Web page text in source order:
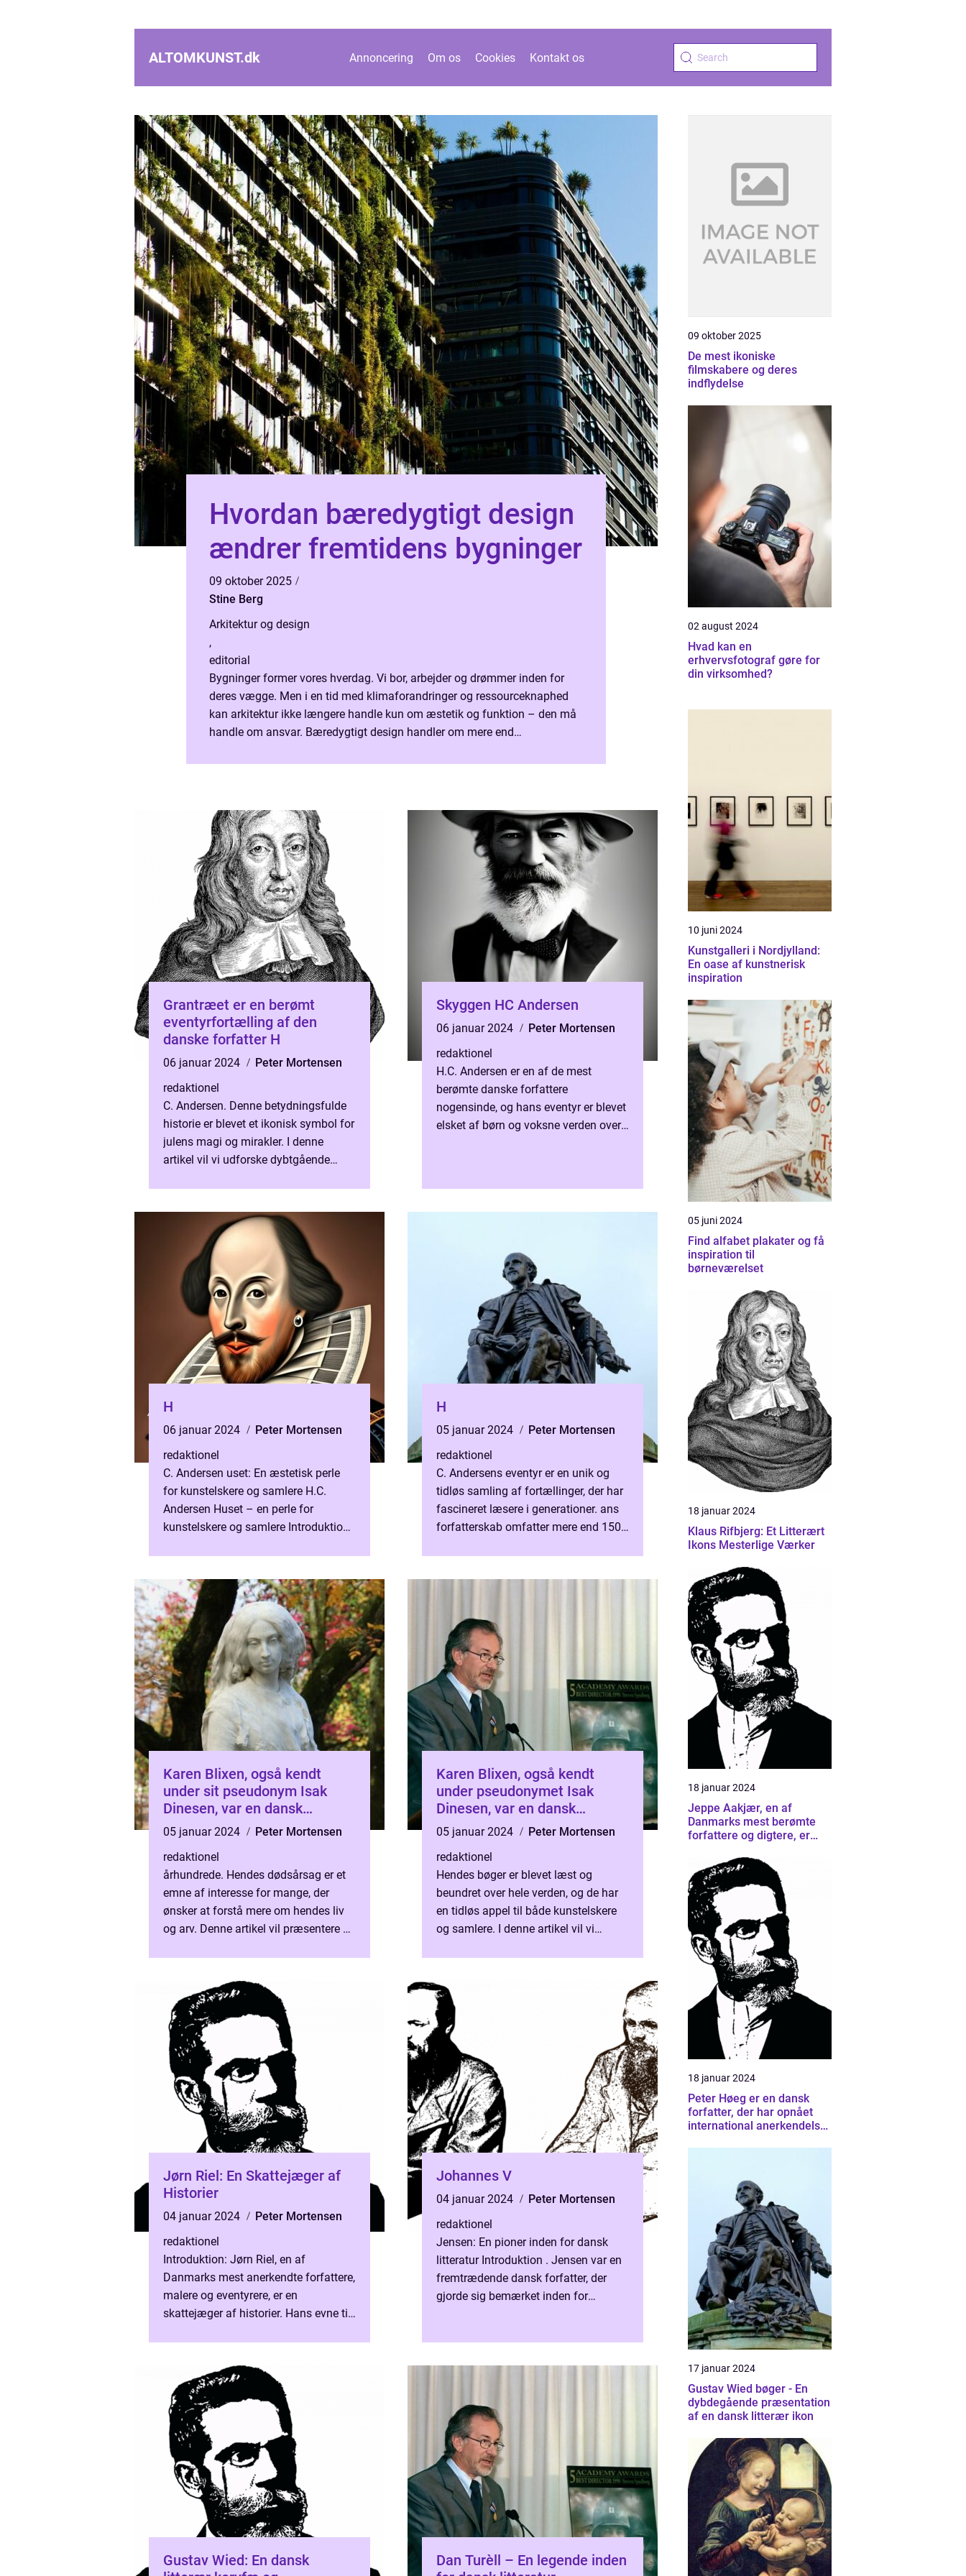
ALTOMKUNST.dk Annoncering Om os Cookies Kontakt os
Hvordan bæredygtigt design
ændrer fremtidens bygninger
09 oktober 2025
Stine Berg
Arkitektur og design
,
editorial
Bygninger former vores hverdag. Vi bor, arbejder og drømmer inden for
deres vægge. Men i en tid med klimaforandringer og ressourceknaphed
kan arkitektur ikke længere handle kun om æstetik og funktion – den må
handle om ansvar. Bæredygtigt design handler om mere end
Grantræet er en berømt
eventyrfortælling af den
danske forfatter H
06 januar 2024
Peter Mortensen
redaktionel
C. Andersen. Denne betydningsfulde
historie er blevet et ikonisk symbol for
julens magi og mirakler. I denne
artikel vil vi udforske dybtgående
Skyggen HC Andersen
06 januar 2024
Peter Mortensen
redaktionel
H.C. Andersen er en af de mest
berømte danske forfattere
nogensinde, og hans eventyr er blevet
elsket af børn og voksne verden over.
H
06 januar 2024
Peter Mortensen
redaktionel
C. Andersen uset: En æstetisk perle
for kunstelskere og samlere H.C.
Andersen Huset – en perle for
kunstelskere og samlere Introduktion
H
05 januar 2024
Peter Mortensen
redaktionel
C. Andersens eventyr er en unik og
tidløs samling af fortællinger, der har
fascineret læsere i generationer. ans
forfatterskab omfatter mere end 150
Karen Blixen, også kendt
under sit pseudonym Isak
Dinesen, var en dansk
forfatter og kunstelsker, der
gjorde sig bemærket i det 20
05 januar 2024
Peter Mortensen
redaktionel
århundrede. Hendes dødsårsag er et
emne af interesse for mange, der
ønsker at forstå mere om hendes liv
og arv. Denne artikel vil præsentere en
Karen Blixen, også kendt
under pseudonymet Isak
Dinesen, var en dansk
forfatter, der er berømt for
sine enestående romaner,
noveller og fortællinger
05 januar 2024
Peter Mortensen
redaktionel
Hendes bøger er blevet læst og
beundret over hele verden, og de har
en tidløs appel til både kunstelskere
og samlere. I denne artikel vil vi
Jørn Riel: En Skattejæger af
Historier
04 januar 2024
Peter Mortensen
redaktionel
Introduktion: Jørn Riel, en af
Danmarks mest anerkendte forfattere,
malere og eventyrere, er en
skattejæger af historier. Hans evne til
Johannes V
04 januar 2024
Peter Mortensen
redaktionel
Jensen: En pioner inden for dansk
litteratur Introduktion . Jensen var en
fremtrædende dansk forfatter, der
gjorde sig bemærket inden for
Gustav Wied: En dansk
Dan Turèll – En legende inden
09 oktober 2025
De mest ikoniske
filmskabere og deres
indflydelse
02 august 2024
Hvad kan en
erhvervsfotograf gøre for
din virksomhed?
10 juni 2024
Kunstgalleri i Nordjylland:
En oase af kunstnerisk
inspiration
05 juni 2024
Find alfabet plakater og få
inspiration til
børneværelset
18 januar 2024
Klaus Rifbjerg: Et Litterært
Ikons Mesterlige Værker
18 januar 2024
Jeppe Aakjær, en af
Danmarks mest berømte
forfattere og digtere, er
sange og digte, der har
formået at berøre
generationer af mennesker
18 januar 2024
Peter Høeg er en dansk
forfatter, der har opnået
international anerkendelse
17 januar 2024
Gustav Wied bøger - En
dybdegående præsentation
af en dansk litterær ikon